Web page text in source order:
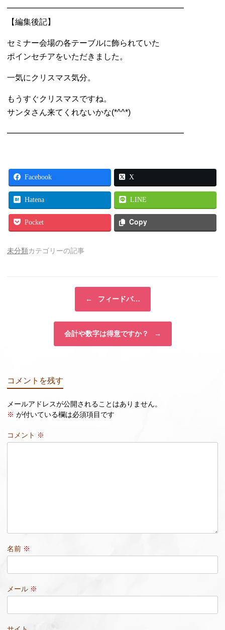
━━━━━━━━━━━━━━━━━━━━━━
【編集後記】
セミナー会場の各テーブルに飾られていた
ポインセチアをいただきました。
一気にクリスマス気分。
もうすぐクリスマスですね。
サンタさん来てくれないかな(*^^*)
━━━━━━━━━━━━━━━━━━━━━━
Facebook X
Hatena LINE
Pocket Copy
未分類 カテゴリーの記事
←
フィードバ…
会計や数字は得意ですか？ →
コメントを残す
メールアドレスが公開されることはありません。
※ が付いている欄は必須項目です
コメント ※
名前 ※
メール ※